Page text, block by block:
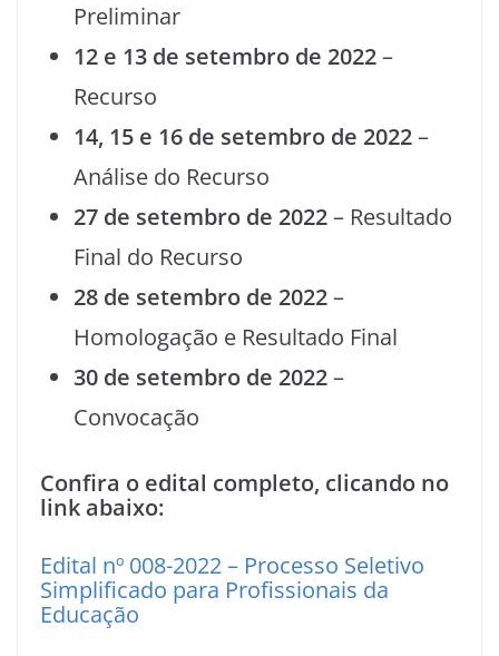
Preliminar
12 e 13 de setembro de 2022–
Recurso
14, 15 e 16 de setembro de 2022–
Análise do Recurso
27 de setembro de 2022– Resultado
Final do Recurso
28 de setembro de 2022–
Homologação e Resultado Final
30 de setembro de 2022–
Convocação
Confira o edital completo, clicando no
link abaixo:
Edital nº 008-2022 – Processo Seletivo
Simplificado para Profissionais da
Educação